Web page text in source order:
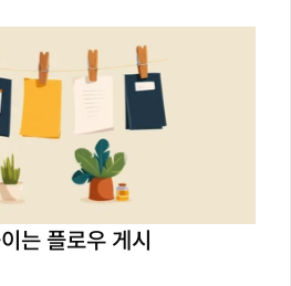
는 플로우 게시